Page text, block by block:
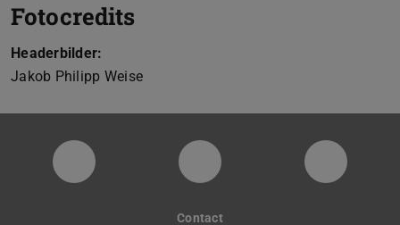
Fotocredits
Headerbilder:
Jakob Philipp Weise
digitaldesignunit Facebook YouTube
Contact